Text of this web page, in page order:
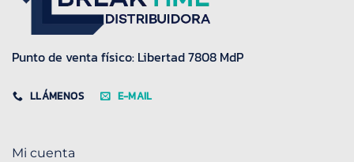
Punto de venta físico: Libertad 7808 MdP
LLÁMENOS E-MAIL
Mi cuenta